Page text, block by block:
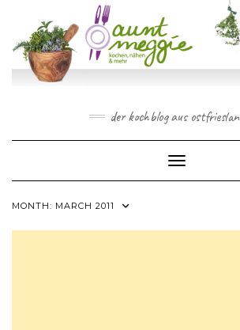
content
der kochblog aus
Toggle
MONTH: MARCH 2011